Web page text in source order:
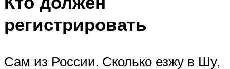
регистрировать
Сам из России. Сколько езжу в Шу,